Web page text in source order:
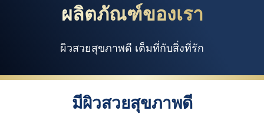
ผลิตภัณฑ์ของเรา
ผิวสวยสุขภาพดี เต็มที่กับสิ่งที่รัก
มีผิวสวยสุขภาพดี